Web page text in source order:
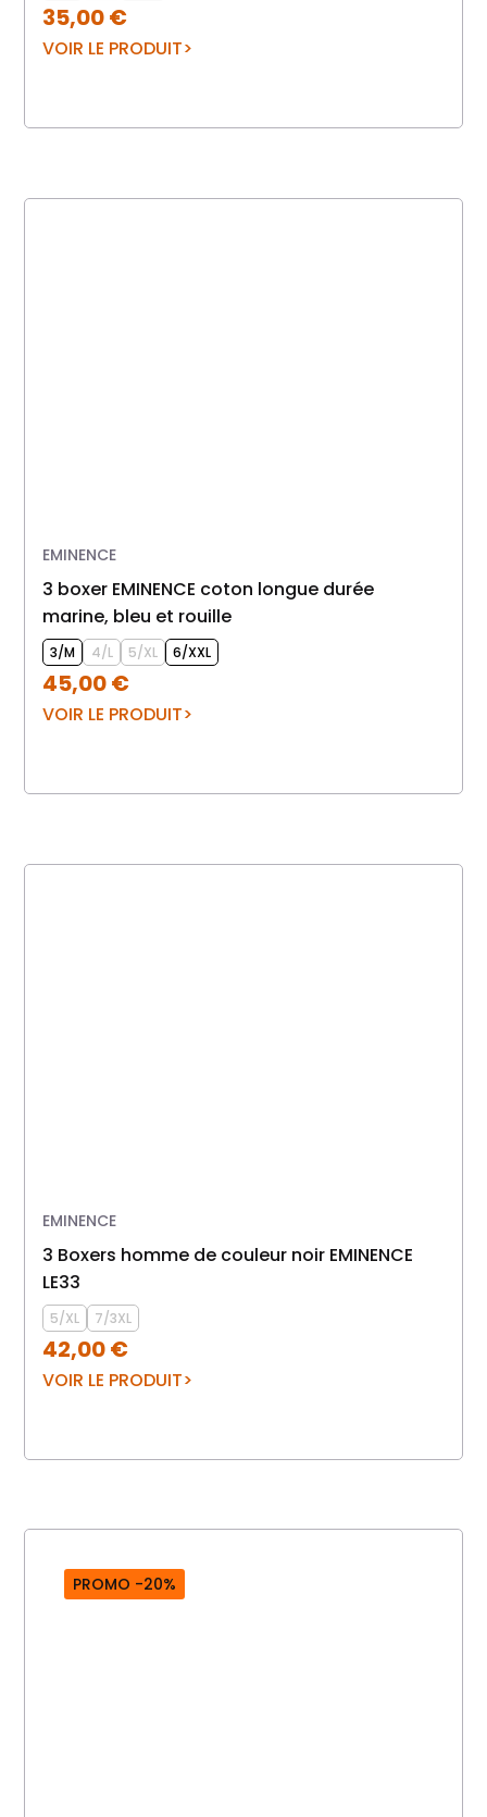
35,00€
VOIR LE PRODUIT
EMINENCE
3 boxer EMINENCE coton longue durée
marine, bleu et rouille
3/M 4/L 5/XL 6/XXL
45,00€
VOIR LE PRODUIT
EMINENCE
3 Boxers homme de couleur noir EMINENCE
LE33
5/XL 7/3XL
42,00€
VOIR LE PRODUIT
PROMO -20%